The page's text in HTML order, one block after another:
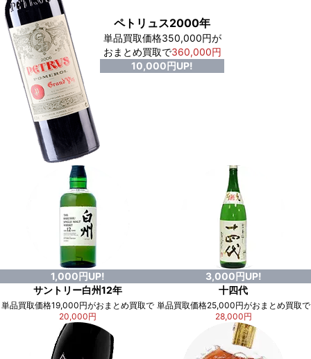
ペトリュス2000年
単品買取価格350,000円が
おまとめ買取で360,000円
10,000円UP!
1,000円UP!
サントリー白州12年
単品買取価格19,000円がおまとめ買取で
20,000円
3,000円UP!
十四代
単品買取価格25,000円がおまとめ買取で
28,000円